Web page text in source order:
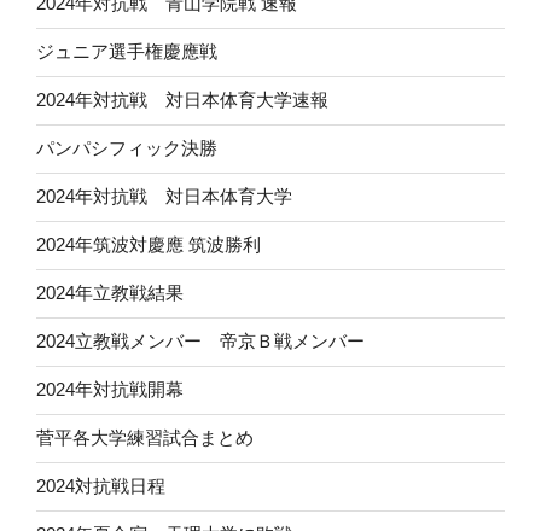
ジュニア選手権慶應戦
2024年対抗戦 対日本体育大学速報
パンパシフィック決勝
2024年対抗戦 対日本体育大学
2024年筑波対慶應 筑波勝利
2024年立教戦結果
2024立教戦メンバー 帝京Ｂ戦メンバー
2024年対抗戦開幕
菅平各大学練習試合まとめ
2024対抗戦日程